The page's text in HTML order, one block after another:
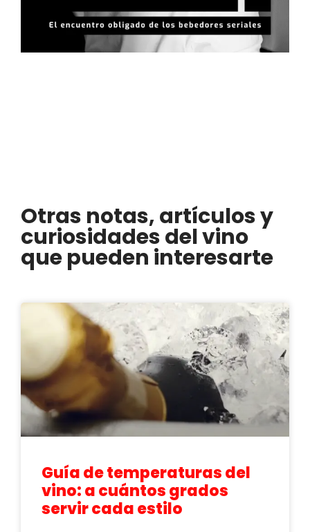
Otras notas, artículos y
curiosidades del vino
que pueden interesarte
Guía de temperaturas del
vino: a cuántos grados
servir cada estilo